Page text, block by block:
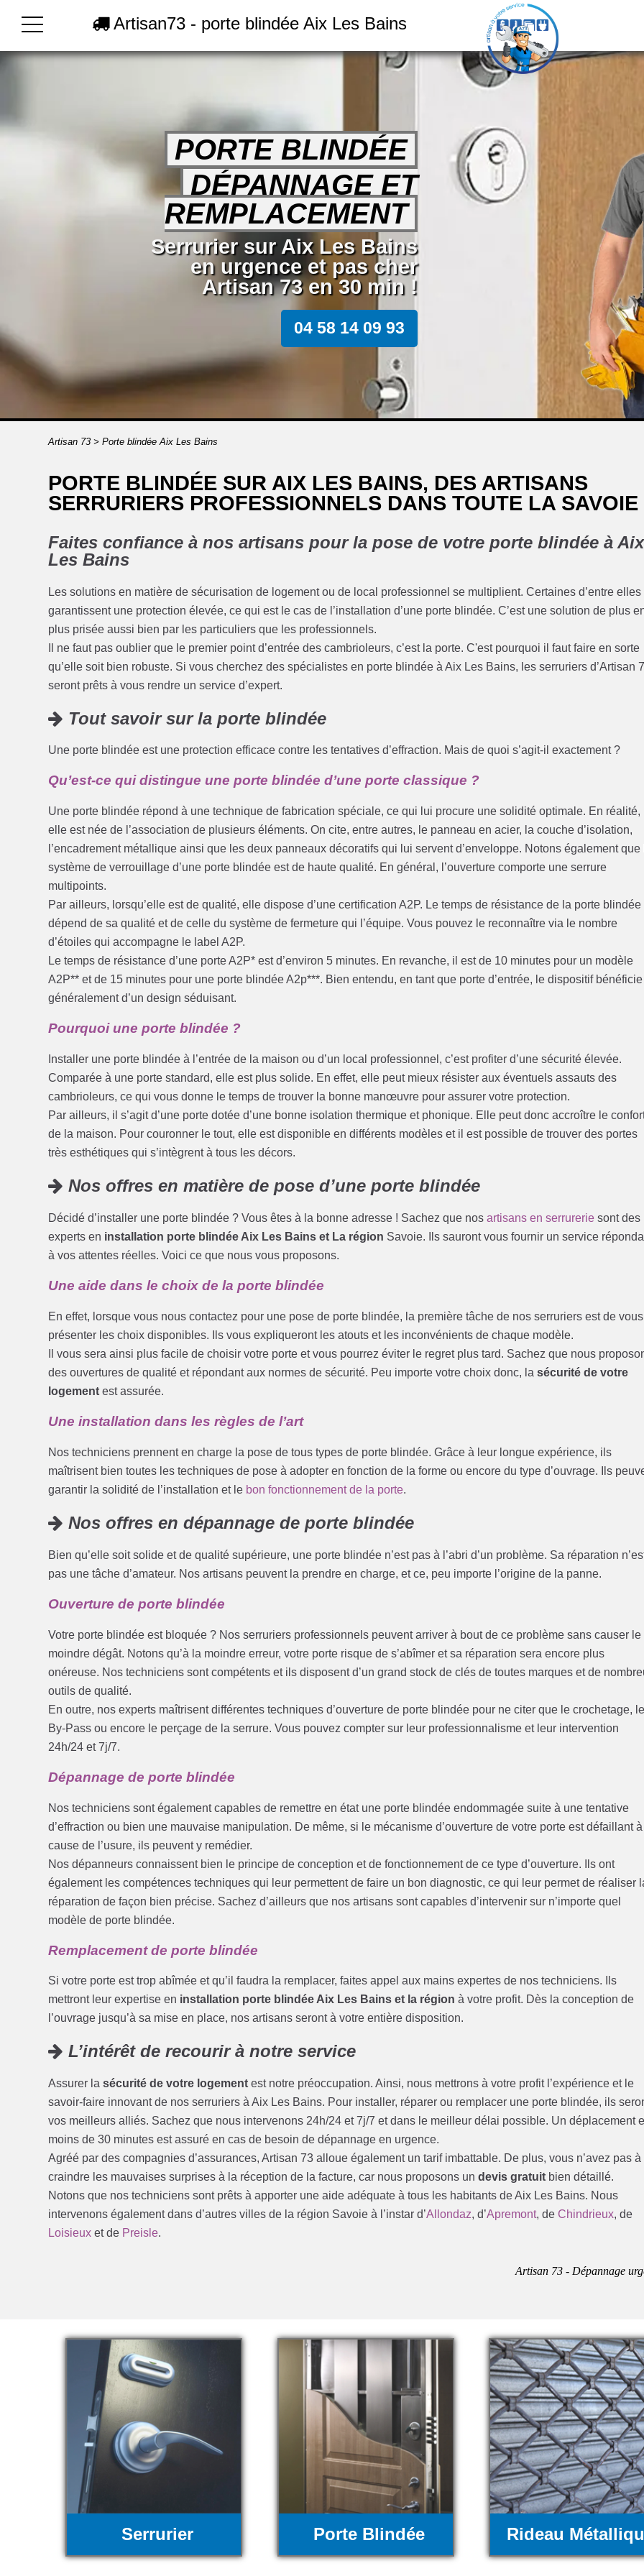
Artisan73 - porte blindée Aix Les Bains
PORTE BLINDÉE
DÉPANNAGE ET
REMPLACEMENT
Serrurier sur Aix Les Bains
en urgence et pas cher
Artisan 73 en 30 min !
04 58 14 09 93
Artisan 73> Porte blindée Aix Les Bains
PORTE BLINDÉE SUR AIX LES BAINS, DES ARTISANS
SERRURIERS PROFESSIONNELS DANS TOUTE LA SAVOIE
Faites confiance à nos artisans pour la pose de votre porte blindée à Aix
Les Bains
Les solutions en matière de sécurisation de logement ou de local professionnel se multiplient. Certaines d’entre elles
garantissent une protection élevée, ce qui est le cas de l’installation d’une porte blindée. C’est une solution de plus
plus prisée aussi bien par les particuliers que les professionnels.
Il ne faut pas oublier que le premier point d’entrée des cambrioleurs, c’est la porte. C'est pourquoi il faut faire en sorte
qu’elle soit bien robuste. Si vous cherchez des spécialistes en porte blindée à Aix Les Bains, les serruriers d’Artisan
seront prêts à vous rendre un service d’expert.
Tout savoir sur la porte blindée
Une porte blindée est une protection efficace contre les tentatives d’effraction. Mais de quoi s’agit-il exactement ?
Qu’est-ce qui distingue une porte blindée d’une porte classique ?
Une porte blindée répond à une technique de fabrication spéciale, ce qui lui procure une solidité optimale. En réalité,
elle est née de l’association de plusieurs éléments. On cite, entre autres, le panneau en acier, la couche d’isolation,
l’encadrement métallique ainsi que les deux panneaux décoratifs qui lui servent d’enveloppe. Notons également que
système de verrouillage d’une porte blindée est de haute qualité. En général, l’ouverture comporte une serrure
multipoints.
Par ailleurs, lorsqu’elle est de qualité, elle dispose d’une certification A2P. Le temps de résistance de la porte blindée
dépend de sa qualité et de celle du système de fermeture qui l’équipe. Vous pouvez le reconnaître via le nombre
d’étoiles qui accompagne le label A2P.
Le temps de résistance d’une porte A2P* est d’environ 5 minutes. En revanche, il est de 10 minutes pour un modèle
A2P** et de 15 minutes pour une porte blindée A2p***. Bien entendu, en tant que porte d’entrée, le dispositif bénéficie
généralement d’un design séduisant.
Pourquoi une porte blindée ?
Installer une porte blindée à l’entrée de la maison ou d’un local professionnel, c’est profiter d’une sécurité élevée.
Comparée à une porte standard, elle est plus solide. En effet, elle peut mieux résister aux éventuels assauts des
cambrioleurs, ce qui vous donne le temps de trouver la bonne manœuvre pour assurer votre protection.
Par ailleurs, il s’agit d’une porte dotée d’une bonne isolation thermique et phonique. Elle peut donc accroître le
de la maison. Pour couronner le tout, elle est disponible en différents modèles et il est possible de trouver des portes
très esthétiques qui s’intègrent à tous les décors.
Nos offres en matière de pose d’une porte blindée
Décidé d’installer une porte blindée ? Vous êtes à la bonne adresse ! Sachez que nosartisans en serrurerie sont des
experts en installation porte blindée Aix Les Bains et La région Savoie. Ils sauront vous fournir un service
à vos attentes réelles. Voici ce que nous vous proposons.
Une aide dans le choix de la porte blindée
En effet, lorsque vous nous contactez pour une pose de porte blindée, la première tâche de nos serruriers est de vous
présenter les choix disponibles. Ils vous expliqueront les atouts et les inconvénients de chaque modèle.
Il vous sera ainsi plus facile de choisir votre porte et vous pourrez éviter le regret plus tard. Sachez que nous
des ouvertures de qualité et répondant aux normes de sécurité. Peu importe votre choix donc, lasécurité de votre
logement est assurée.
Une installation dans les règles de l’art
Nos techniciens prennent en charge la pose de tous types de porte blindée. Grâce à leur longue expérience, ils
maîtrisent bien toutes les techniques de pose à adopter en fonction de la forme ou encore du type d’ouvrage. Ils
garantir la solidité de l’installation et le bon fonctionnement de la porte.
Nos offres en dépannage de porte blindée
Bien qu’elle soit solide et de qualité supérieure, une porte blindée n’est pas à l’abri d’un problème. Sa réparation
pas une tâche d’amateur. Nos artisans peuvent la prendre en charge, et ce, peu importe l’origine de la panne.
Ouverture de porte blindée
Votre porte blindée est bloquée ? Nos serruriers professionnels peuvent arriver à bout de ce problème sans causer le
moindre dégât. Notons qu’à la moindre erreur, votre porte risque de s’abîmer et sa réparation sera encore plus
onéreuse. Nos techniciens sont compétents et ils disposent d’un grand stock de clés de toutes marques et de
outils de qualité.
En outre, nos experts maîtrisent différentes techniques d’ouverture de porte blindée pour ne citer que le crochetage, le
By-Pass ou encore le perçage de la serrure. Vous pouvez compter sur leur professionnalisme et leur intervention
24h/24 et 7j/7.
Dépannage de porte blindée
Nos techniciens sont également capables de remettre en état une porte blindée endommagée suite à une tentative
d’effraction ou bien une mauvaise manipulation. De même, si le mécanisme d’ouverture de votre porte est défaillant à
cause de l’usure, ils peuvent y remédier.
Nos dépanneurs connaissent bien le principe de conception et de fonctionnement de ce type d’ouverture. Ils ont
également les compétences techniques qui leur permettent de faire un bon diagnostic, ce qui leur permet de réaliser
réparation de façon bien précise. Sachez d’ailleurs que nos artisans sont capables d’intervenir sur n’importe quel
modèle de porte blindée.
Remplacement de porte blindée
Si votre porte est trop abîmée et qu’il faudra la remplacer, faites appel aux mains expertes de nos techniciens. Ils
mettront leur expertise en installation porte blindée Aix Les Bains et la région à votre profit. Dès la conception de
l’ouvrage jusqu’à sa mise en place, nos artisans seront à votre entière disposition.
L’intérêt de recourir à notre service
Assurer lasécurité de votre logement est notre préoccupation. Ainsi, nous mettrons à votre profit l’expérience et le
savoir-faire innovant de nos serruriers à Aix Les Bains. Pour installer, réparer ou remplacer une porte blindée, ils
vos meilleurs alliés. Sachez que nous intervenons 24h/24 et 7j/7 et dans le meilleur délai possible. Un déplacement
moins de 30 minutes est assuré en cas de besoin de dépannage en urgence.
Agréé par des compagnies d’assurances, Artisan 73 alloue également un tarif imbattable. De plus, vous n’avez pas à
craindre les mauvaises surprises à la réception de la facture, car nous proposons undevis gratuit bien détaillé.
Notons que nos techniciens sont prêts à apporter une aide adéquate à tous les habitants de Aix Les Bains. Nous
intervenons également dans d’autres villes de la région Savoie à l’instar d’Allondaz, d’Apremont, deChindrieux, de
Loisieux et de Preisle.
Artisan 73 - Dépannage
Serrurier Porte Blindée Rideau